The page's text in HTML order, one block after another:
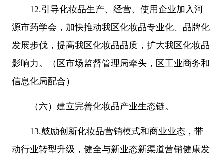
12.引导化妆品生产、经营、使用企业加入河
源市药学会，加快推动我区化妆品专业化、品牌化
发展步伐，提高我区化妆品品质，扩大我区化妆品
影响力。（区市场监督管理局牵头，区工业商务和
信息化局配合）
（六）建立完善化妆品产业生态链。
13.鼓励创新化妆品营销模式和商业业态，带
动行业转型升级，健全与新业态新渠道营销健康发